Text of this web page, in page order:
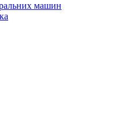
машин